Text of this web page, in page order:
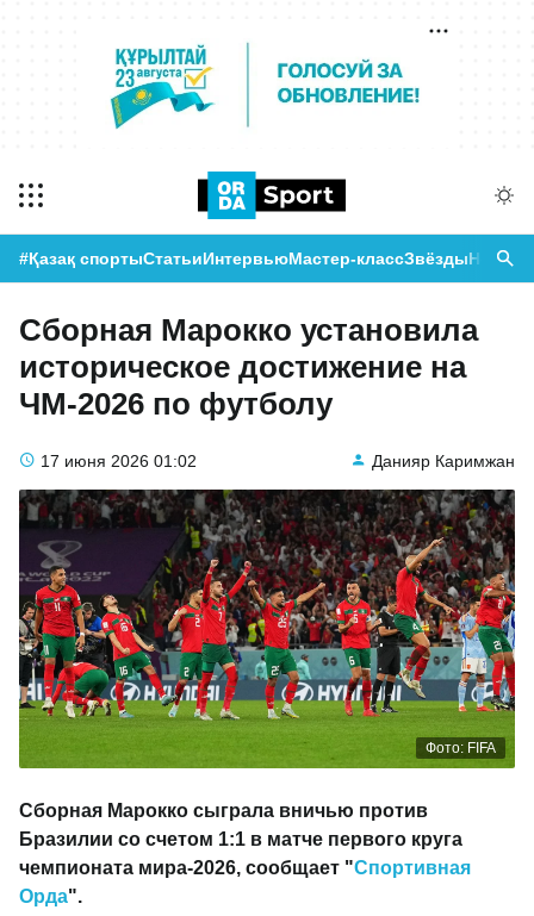
#Қазақ спортыСтатьиИнтервьюМастер-классЗвёзды
Сборная Марокко установила
историческое достижение на
ЧМ-2026 по футболу
17 июня 2026 01:02 Данияр Каримжан
Фото: FIFA
Сборная Марокко сыграла вничью против
Бразилии со счетом 1:1 в матче первого круга
чемпионата мира-2026, сообщает "Спортивная
Орда".